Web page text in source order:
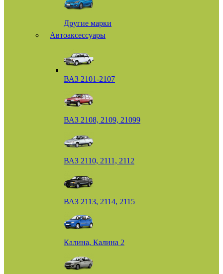
Другие марки
Автоаксессуары
ВАЗ 2101-2107
ВАЗ 2108, 2109, 21099
ВАЗ 2110, 2111, 2112
ВАЗ 2113, 2114, 2115
Калина, Калина 2